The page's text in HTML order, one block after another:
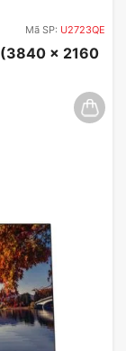
màn
vị trí làm
quả cao
Mã SP: U2723QE
(3840 x 2160